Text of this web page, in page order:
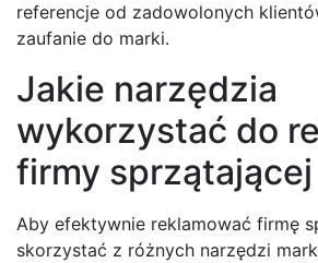
referencje od zadowolonych
zaufanie do marki.
Jakie narzędzia
wykorzystać do
firmy sprzątającej
Aby efektywnie reklamować firmę
skorzystać z różnych narzędzi